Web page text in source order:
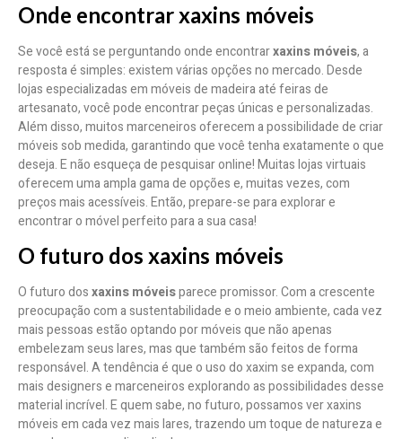
Onde encontrar xaxins móveis
Se você está se perguntando onde encontrarxaxins móveis, a
resposta é simples: existem várias opções no mercado. Desde
lojas especializadas em móveis de madeira até feiras de
artesanato, você pode encontrar peças únicas e personalizadas.
Além disso, muitos marceneiros oferecem a possibilidade de criar
móveis sob medida, garantindo que você tenha exatamente o que
deseja. E não esqueça de pesquisar online! Muitas lojas virtuais
oferecem uma ampla gama de opções e, muitas vezes, com
preços mais acessíveis. Então, prepare-se para explorar e
encontrar o móvel perfeito para a sua casa!
O futuro dos xaxins móveis
O futuro dosxaxins móveisparece promissor. Com a crescente
preocupação com a sustentabilidade e o meio ambiente, cada vez
mais pessoas estão optando por móveis que não apenas
embelezam seus lares, mas que também são feitos de forma
responsável. A tendência é que o uso do xaxim se expanda, com
mais designers e marceneiros explorando as possibilidades desse
material incrível. E quem sabe, no futuro, possamos ver xaxins
móveis em cada vez mais lares, trazendo um toque de natureza e